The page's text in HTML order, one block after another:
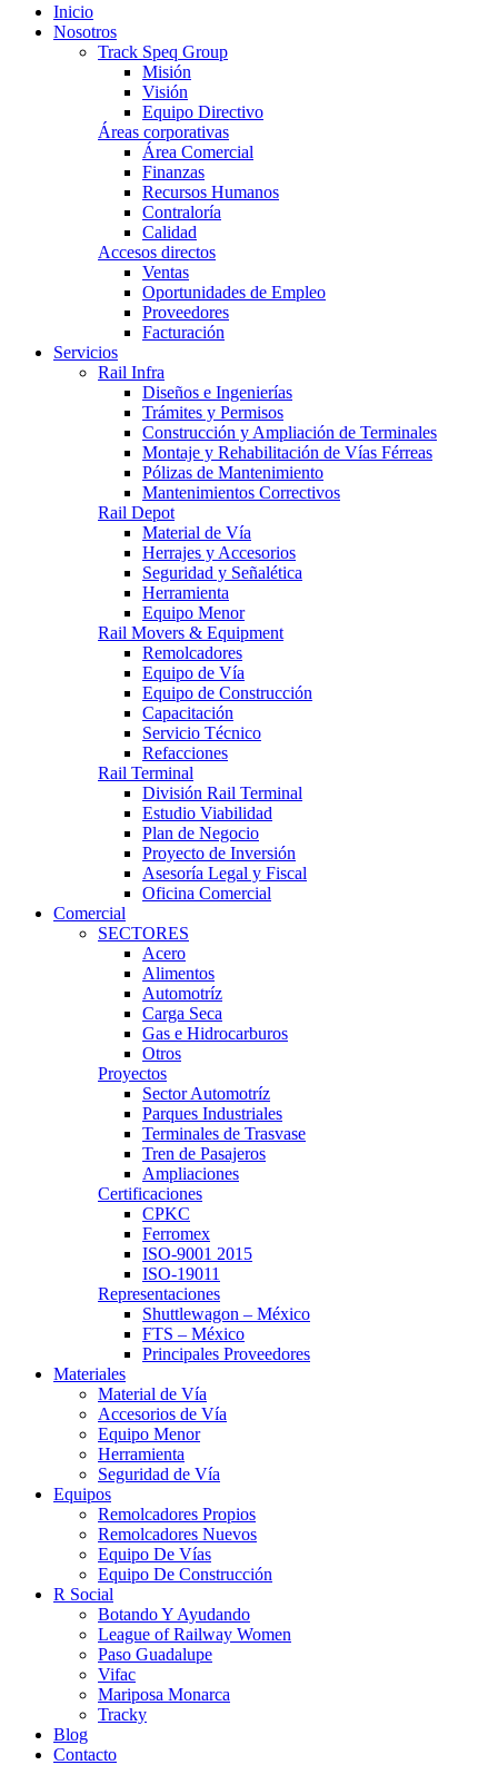
Inicio
Nosotros
Track Speq Group
Misión
Visión
Equipo Directivo
Áreas corporativas
Área Comercial
Finanzas
Recursos Humanos
Contraloría
Calidad
Accesos directos
Ventas
Oportunidades de Empleo
Proveedores
Facturación
Servicios
Rail Infra
Diseños e Ingenierías
Trámites y Permisos
Construcción y Ampliación de Terminales
Montaje y Rehabilitación de Vías Férreas
Pólizas de Mantenimiento
Mantenimientos Correctivos
Rail Depot
Material de Vía
Herrajes y Accesorios
Seguridad y Señalética
Herramienta
Equipo Menor
Rail Movers & Equipment
Remolcadores
Equipo de Vía
Equipo de Construcción
Capacitación
Servicio Técnico
Refacciones
Rail Terminal
División Rail Terminal
Estudio Viabilidad
Plan de Negocio
Proyecto de Inversión
Asesoría Legal y Fiscal
Oficina Comercial
Comercial
SECTORES
Acero
Alimentos
Automotríz
Carga Seca
Gas e Hidrocarburos
Otros
Proyectos
Sector Automotríz
Parques Industriales
Terminales de Trasvase
Tren de Pasajeros
Ampliaciones
Certificaciones
CPKC
Ferromex
ISO-9001 2015
ISO-19011
Representaciones
Shuttlewagon – México
FTS – México
Principales Proveedores
Materiales
Material de Vía
Accesorios de Vía
Equipo Menor
Herramienta
Seguridad de Vía
Equipos
Remolcadores Propios
Remolcadores Nuevos
Equipo De Vías
Equipo De Construcción
R Social
Botando Y Ayudando
League of Railway Women
Paso Guadalupe
Vifac
Mariposa Monarca
Tracky
Blog
Contacto